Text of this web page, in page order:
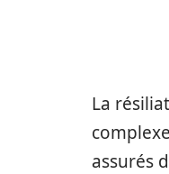
La
assurés